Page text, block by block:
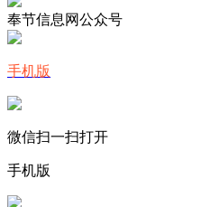
奉节信息网公众号
手机版
微信扫一扫打开
手机版